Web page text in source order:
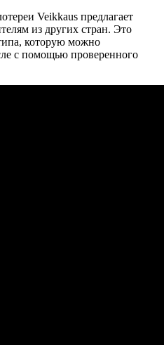
Veikkaus предлагает
из других стран. Это
которую можно
с помощью проверенного